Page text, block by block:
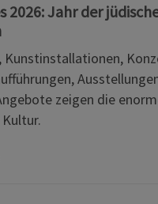
2026: Jahr der
Kunstinstallationen,
zeigen die